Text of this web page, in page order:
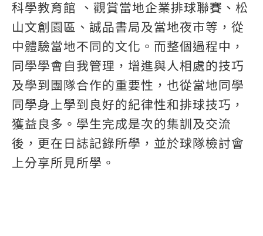
科學教育館 、觀賞當地企業排球聯賽、松
山文創園區、誠品書局及當地夜市等，從
中體驗當地不同的文化。而整個過程中，
同學學會自我管理，增進與人相處的技巧
及學到團隊合作的重要性，也從當地同學
同學身上學到良好的紀律性和排球技巧，
獲益良多。學生完成是次的集訓及交流
後，更在日誌記錄所學，並於球隊檢討會
上分享所見所學。